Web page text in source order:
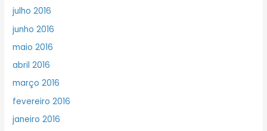
julho 2016
junho 2016
maio 2016
abril 2016
março 2016
fevereiro 2016
janeiro 2016